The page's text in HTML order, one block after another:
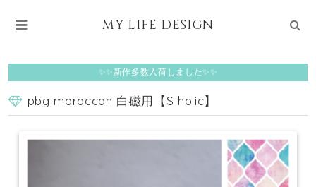
MY LIFE DESIGN
✨✨新作多数入荷しました✨✨
pbg moroccan 白磁用【S holic】